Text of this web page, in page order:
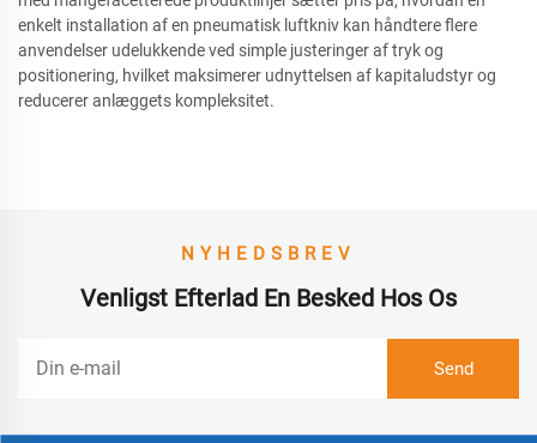
enkelt installation af en pneumatisk luftkniv kan håndtere flere
anvendelser udelukkende ved simple justeringer af tryk og
positionering, hvilket maksimerer udnyttelsen af kapitaludstyr og
reducerer anlæggets kompleksitet.
NYHEDSBREV
Venligst Efterlad En Besked Hos Os